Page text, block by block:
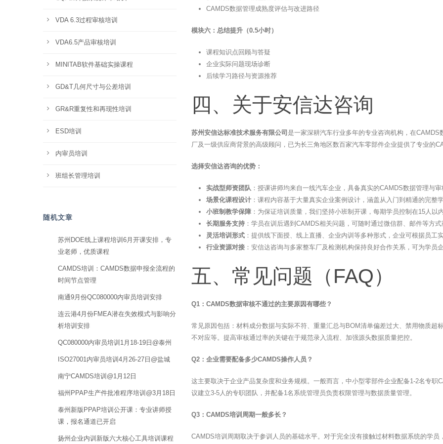
CAMDS数据管理成熟度评估与改进路径
模块六：总结提升（0.5小时）
课程知识点回顾与答疑
企业实际问题现场诊断
后续学习路径与资源推荐
四、关于安信达咨询
苏州安信达标准技术服务有限公司 是一家深耕汽车行业多年的专业咨询机构，在
厂及一级供应商背景的高级顾问，已为长三角地区数百家汽车零部件企业提供了专业的
选择安信达咨询的优势：
实战型师资团队 ：授课讲师均来自一线汽车企业，具备真实的CAMDS数据管理与
场景化课程设计 ：课程内容基于大量真实企业案例设计，涵盖从入门到精通的完整
小班制教学保障 ：为保证培训质量，我们坚持小班制开课，每期学员控制在15人以
长期服务支持 ：学员在训后遇到CAMDS相关问题，可随时通过微信群、邮件等方
灵活培训形式 ：提供线下面授、线上直播、企业内训等多种形式，企业可根据员工
行业资源对接 ：安信达咨询与多家整车厂及检测机构保持良好合作关系，可为学员
五、常见问题（FAQ）
Q1：CAMDS数据审核不通过的主要原因有哪些？
常见原因包括：材料成分数据与实际不符、重量汇总与BOM清单偏差过大、禁用物质超
不对应等。提高审核通过率的关键在于规范录入流程、加强源头数据质量把控。
Q2：企业需要配备多少CAMDS操作人员？
这主要取决于企业产品复杂度和业务规模。一般而言，中小型零部件企业配备1-2名专
议建立3-5人的专职团队，并配备1名系统管理员负责权限管理与数据质量管理。
Q3：CAMDS培训周期一般多长？
CAMDS培训周期取决于参训人员的基础水平。对于完全没有接触过材料数据系统的学
VDA 6.3过程审核培训
VDA6.5产品审核培训
MINITAB软件基础实操课程
GD&T几何尺寸与公差培训
GR&R重复性和再现性培训
ESD培训
内审员培训
班组长管理培训
随机文章
苏州DOE线上课程培训6月开课安排，专
业老师，优质课程
CAMDS培训：CAMDS数据申报全流程的
时间节点管理
南通9月份QC080000内审员培训安排
连云港4月份FMEA潜在失效模式与影响分
析培训安排
QC080000内审员培训1月18-19日@泰州
ISO27001内审员培训4月26-27日@盐城
南宁CAMDS培训@1月12日
福州PPAP生产件批准程序培训@3月18日
泰州新版PPAP培训公开课：专业讲师授
课，报名通道已开启
扬州企业内训新版六大核心工具培训课程